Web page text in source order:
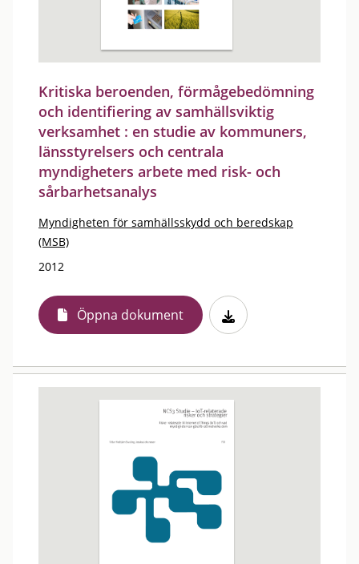
Kritiska beroenden, förmågebedömning
och identifiering av samhällsviktig
verksamhet : en studie av kommuners,
länsstyrelsers och centrala
myndigheters arbete med risk- och
sårbarhetsanalys
Myndigheten för samhällsskydd och beredskap
(MSB)
2012
Öppna dokument